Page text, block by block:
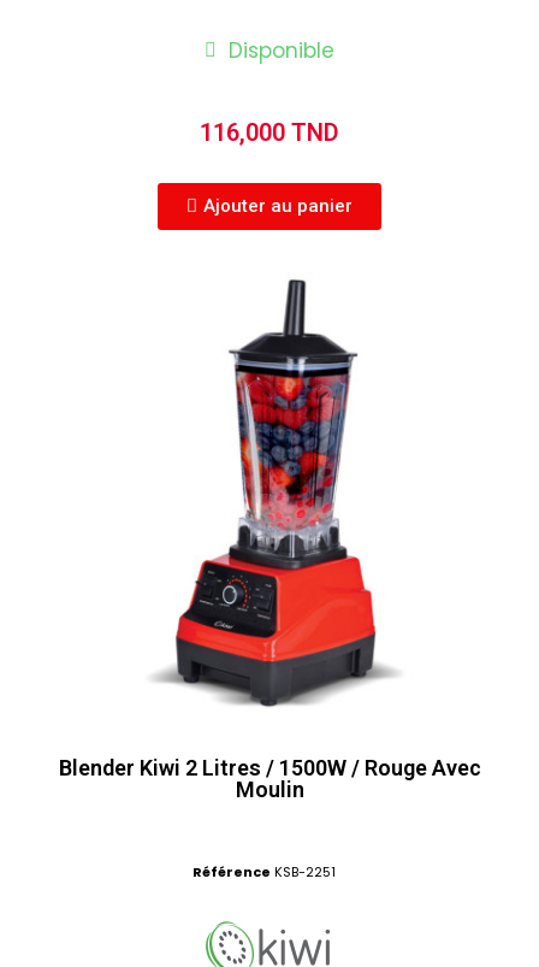
Disponible
116,000 TND
Ajouter au panier
Blender Kiwi 2 Litres / 1500W / Rouge Avec
Moulin
Référence KSB-2251